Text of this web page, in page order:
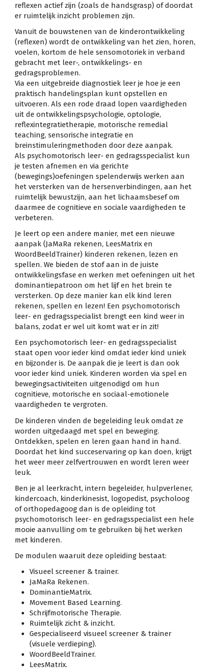
reflexen actief zijn (zoals de handsgrasp) of doordat
er ruimtelijk inzicht problemen zijn.
Vanuit de bouwstenen van de kinderontwikkeling
(reflexen) wordt de ontwikkeling van het zien, horen,
voelen, kortom de hele sensomotoriek in verband
gebracht met leer-, ontwikkelings- en
gedragsproblemen.
Via een uitgebreide diagnostiek leer je hoe je een
praktisch handelingsplan kunt opstellen en
uitvoeren. Als een rode draad lopen vaardigheden
uit de ontwikkelingspsychologie, optologie,
reflexintegratietherapie, motorische remedial
teaching, sensorische integratie en
breinstimuleringmethoden door deze aanpak.
Als psychomotorisch leer- en gedragsspecialist kun
je testen afnemen en via gerichte
(bewegings)oefeningen spelenderwijs werken aan
het versterken van de hersenverbindingen, aan het
ruimtelijk bewustzijn, aan het lichaamsbesef om
daarmee de cognitieve en sociale vaardigheden te
verbeteren.
Je leert op een andere manier, met een nieuwe
aanpak (JaMaRa rekenen, LeesMatrix en
WoordBeeldTrainer) kinderen rekenen, lezen en
spellen. We bieden de stof aan in de juiste
ontwikkelingsfase en werken met oefeningen uit het
dominantiepatroon om het lijf en het brein te
versterken. Op deze manier kan elk kind leren
rekenen, spellen en lezen! Een psychomotorisch
leer- en gedragsspecialist brengt een kind weer in
balans, zodat er wel uit komt wat er in zit!
Een psychomotorisch leer- en gedragsspecialist
staat open voor ieder kind omdat ieder kind uniek
en bijzonder is. De aanpak die je leert is dan ook
voor ieder kind uniek. Kinderen worden via spel en
bewegingsactiviteiten uitgenodigd om hun
cognitieve, motorische en sociaal-emotionele
vaardigheden te vergroten.
De kinderen vinden de begeleiding leuk omdat ze
worden uitgedaagd met spel en beweging.
Ontdekken, spelen en leren gaan hand in hand.
Doordat het kind succeservaring op kan doen, krijgt
het weer meer zelfvertrouwen en wordt leren weer
leuk.
Ben je al leerkracht, intern begeleider, hulpverlener,
kindercoach, kinderkinesist, logopedist, psycholoog
of orthopedagoog dan is de opleiding tot
psychomotorisch leer- en gedragsspecialist een hele
mooie aanvulling om te gebruiken bij het werken
met kinderen.
De modulen waaruit deze opleiding bestaat:
Visueel screener & trainer.
JaMaRa Rekenen.
DominantieMatrix.
Movement Based Learning.
Schrijfmotorische Therapie.
Ruimtelijk zicht & inzicht.
Gespecialiseerd visueel screener & trainer
(visuele verdieping).
WoordBeeldTrainer.
LeesMatrix.